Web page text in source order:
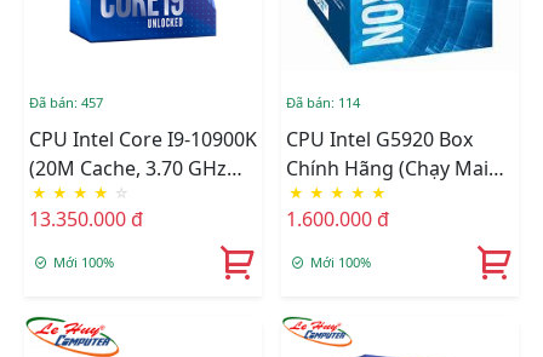
Đã bán: 457
CPU Intel Core I9-10900K
(20M Cache, 3.70 GHz
Up To 5.30 GHz, 10C20T,
Socket 1200, Comet
Lake-S) Chính Hãng
★ ★ ★ ★ ☆
13.350.000 đ
Mới 100%
Đã bán: 114
CPU Intel G5920 Box
Chính Hãng (chạy Main
H4XX)
★ ★ ★ ★ ★
1.600.000 đ
Mới 100%